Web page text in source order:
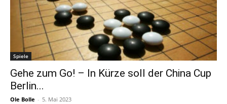
Spiele
Gehe zum Go! – In Kürze soll der China Cup
Berlin...
Ole Bolle - 5. Mai 2023